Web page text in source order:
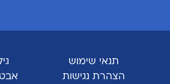
תנאי שימוש
הצהרת נגישות